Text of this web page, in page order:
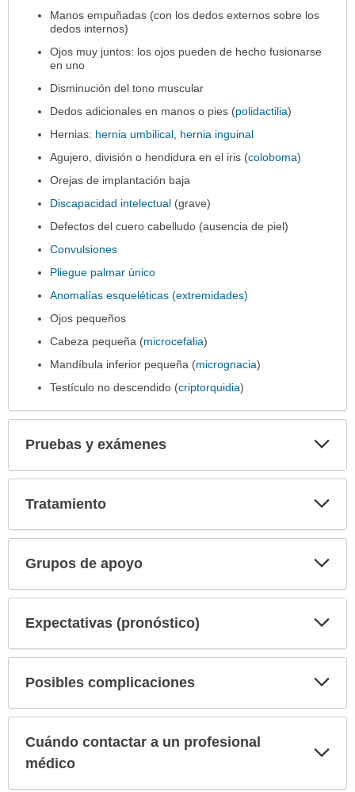
extendido.Manos empuñadas (con los dedos externos sobre los
dedos internos)
Ojos muy juntos: los ojos pueden de hecho fusionarse
en uno
Disminución del tono muscular
Dedos adicionales en manos o pies (polidactilia)
Hernias: hernia umbilical, hernia inguinal
Agujero, división o hendidura en el iris (coloboma)
Orejas de implantación baja
Discapacidad intelectual (grave)
Defectos del cuero cabelludo (ausencia de piel)
Convulsiones
Pliegue palmar único
Anomalías esqueléticas (extremidades)
Ojos pequeños
Cabeza pequeña (microcefalia)
Mandíbula inferior pequeña (micrognacia)
Testículo no descendido (criptorquidia)
Pruebas y exámenes
Tratamiento
Grupos de apoyo
Expectativas (pronóstico)
Posibles complicaciones
Cuándo contactar a un profesional
médico